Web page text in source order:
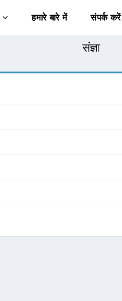
हमारे बारे में संपर्क करें
संज्ञा